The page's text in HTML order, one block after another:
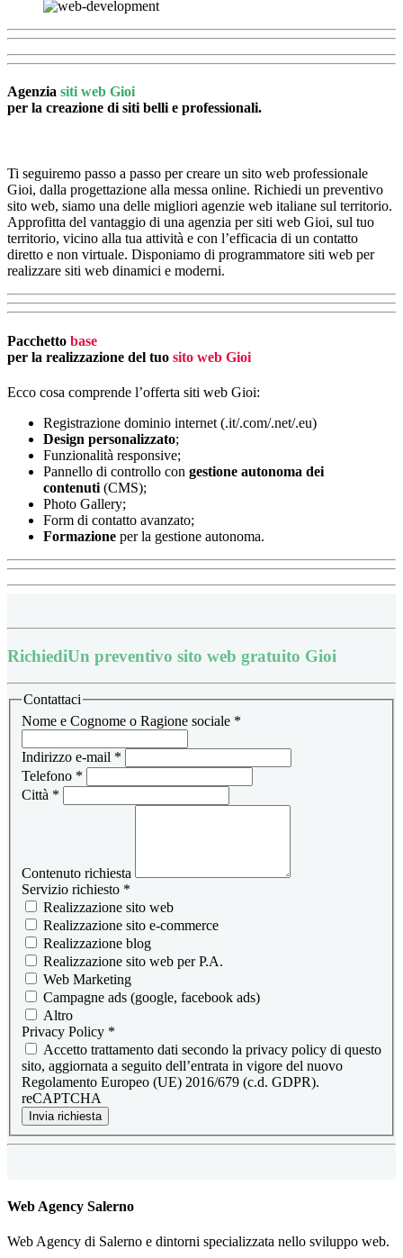
Agenzia siti web Gioi
per la creazione di siti belli e professionali.
Ti seguiremo passo a passo per creare un sito web professionale
Gioi, dalla progettazione alla messa online. Richiedi un preventivo
sito web, siamo una delle migliori agenzie web italiane sul territorio.
Approfitta del vantaggio di una agenzia per siti web Gioi, sul tuo
territorio, vicino alla tua attività e con l’efficacia di un contatto
diretto e non virtuale. Disponiamo di programmatore siti web per
realizzare siti web dinamici e moderni.
Pacchetto base
per la realizzazione del tuo sito web Gioi
Ecco cosa comprende l’offerta siti web Gioi:
Registrazione dominio internet (.it/.com/.net/.eu)
Design personalizzato;
Funzionalità responsive;
Pannello di controllo con gestione autonoma dei
contenuti (CMS);
Photo Gallery;
Form di contatto avanzato;
Formazione per la gestione autonoma.
RichiediUn preventivo sito web gratuito Gioi
Contattaci
Nome e Cognome o Ragione sociale *
Indirizzo e-mail *
Telefono *
Città *
Contenuto richiesta
Servizio richiesto *
Realizzazione sito web
Realizzazione sito e-commerce
Realizzazione blog
Realizzazione sito web per P.A.
Web Marketing
Campagne ads (google, facebook ads)
Altro
Privacy Policy *
Accetto trattamento dati secondo la privacy policy di questo
sito, aggiornata a seguito dell’entrata in vigore del nuovo
Regolamento Europeo (UE) 2016/679 (c.d. GDPR).
reCAPTCHA
Invia richiesta
Web Agency Salerno
Web Agency di Salerno e dintorni specializzata nello sviluppo web.